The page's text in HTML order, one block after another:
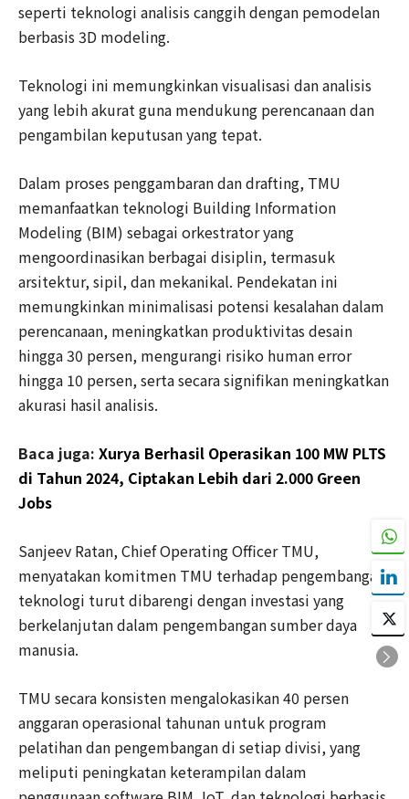
seperti teknologi analisis canggih dengan pemodelan
berbasis 3D modeling.
Teknologi ini memungkinkan visualisasi dan analisis
yang lebih akurat guna mendukung perencanaan dan
pengambilan keputusan yang tepat.
Dalam proses penggambaran dan drafting, TMU
memanfaatkan teknologi Building Information
Modeling (BIM) sebagai orkestrator yang
mengoordinasikan berbagai disiplin, termasuk
arsitektur, sipil, dan mekanikal. Pendekatan ini
memungkinkan minimalisasi potensi kesalahan dalam
perencanaan, meningkatkan produktivitas desain
hingga 30 persen, mengurangi risiko human error
hingga 10 persen, serta secara signifikan meningkatkan
akurasi hasil analisis.
Baca juga: Xurya Berhasil Operasikan 100 MW PLTS
di Tahun 2024, Ciptakan Lebih dari 2.000 Green
Jobs
Sanjeev Ratan, Chief Operating Officer TMU,
menyatakan komitmen TMU terhadap pengembangan
teknologi turut dibarengi dengan investasi yang
berkelanjutan dalam pengembangan sumber daya
manusia.
TMU secara konsisten mengalokasikan 40 persen
anggaran operasional tahunan untuk program
pelatihan dan pengembangan di setiap divisi, yang
meliputi peningkatan keterampilan dalam